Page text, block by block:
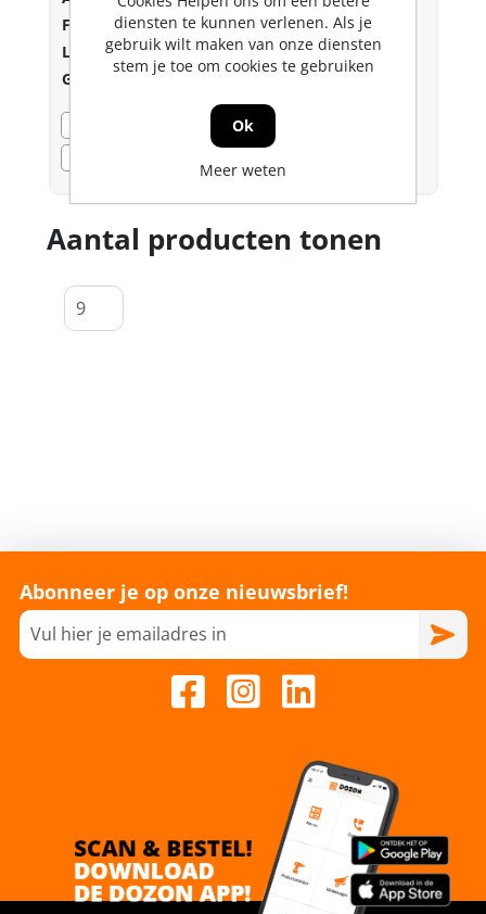
Fabrikant:
Dulimex
Lev.nr.::
0163.416.6020
Gtin:
5031913002411
Bezorgvoorraad
Aantal producten tonen
Abonneer je op onze nieuwsbrief!
diensten te kunnen verlenen. Als je
gebruik wilt maken van onze diensten
stem je toe om cookies te gebruiken
Ok
Meer weten